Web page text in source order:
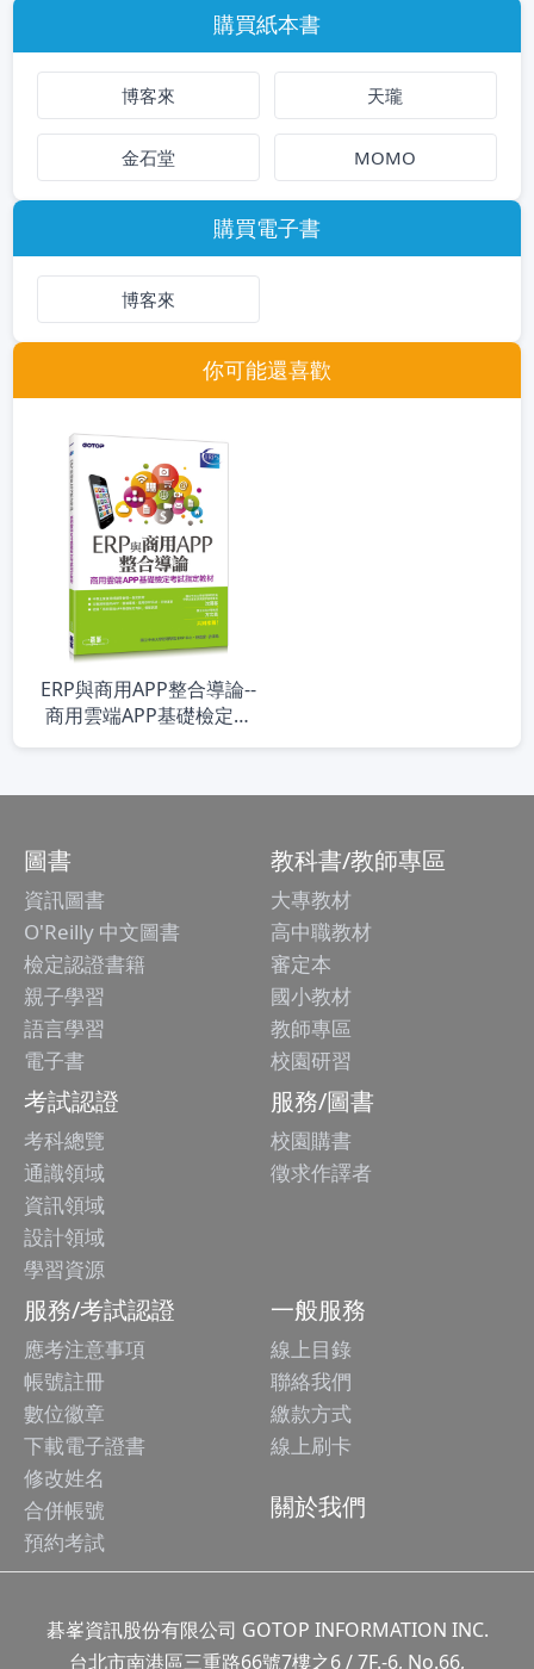
購買紙本書
博客來 天瓏
金石堂 MOMO
購買電子書
博客來
你可能還喜歡
ERP與商用APP整合導論--
商用雲端APP基礎檢定考
試指定教材
圖書
資訊圖書
O'Reilly 中文圖書
檢定認證書籍
親子學習
語言學習
電子書
教科書/教師專區
大專教材
高中職教材
審定本
國小教材
教師專區
校園研習
考試認證
考科總覽
通識領域
資訊領域
設計領域
學習資源
服務/圖書
校園購書
徵求作譯者
服務/考試認證
應考注意事項
帳號註冊
數位徽章
下載電子證書
修改姓名
合併帳號
預約考試
一般服務
線上目錄
聯絡我們
繳款方式
線上刷卡
關於我們
碁峯資訊股份有限公司 GOTOP INFORMATION INC.
台北市南港區三重路66號7樓之6 / 7F.-6, No.66,